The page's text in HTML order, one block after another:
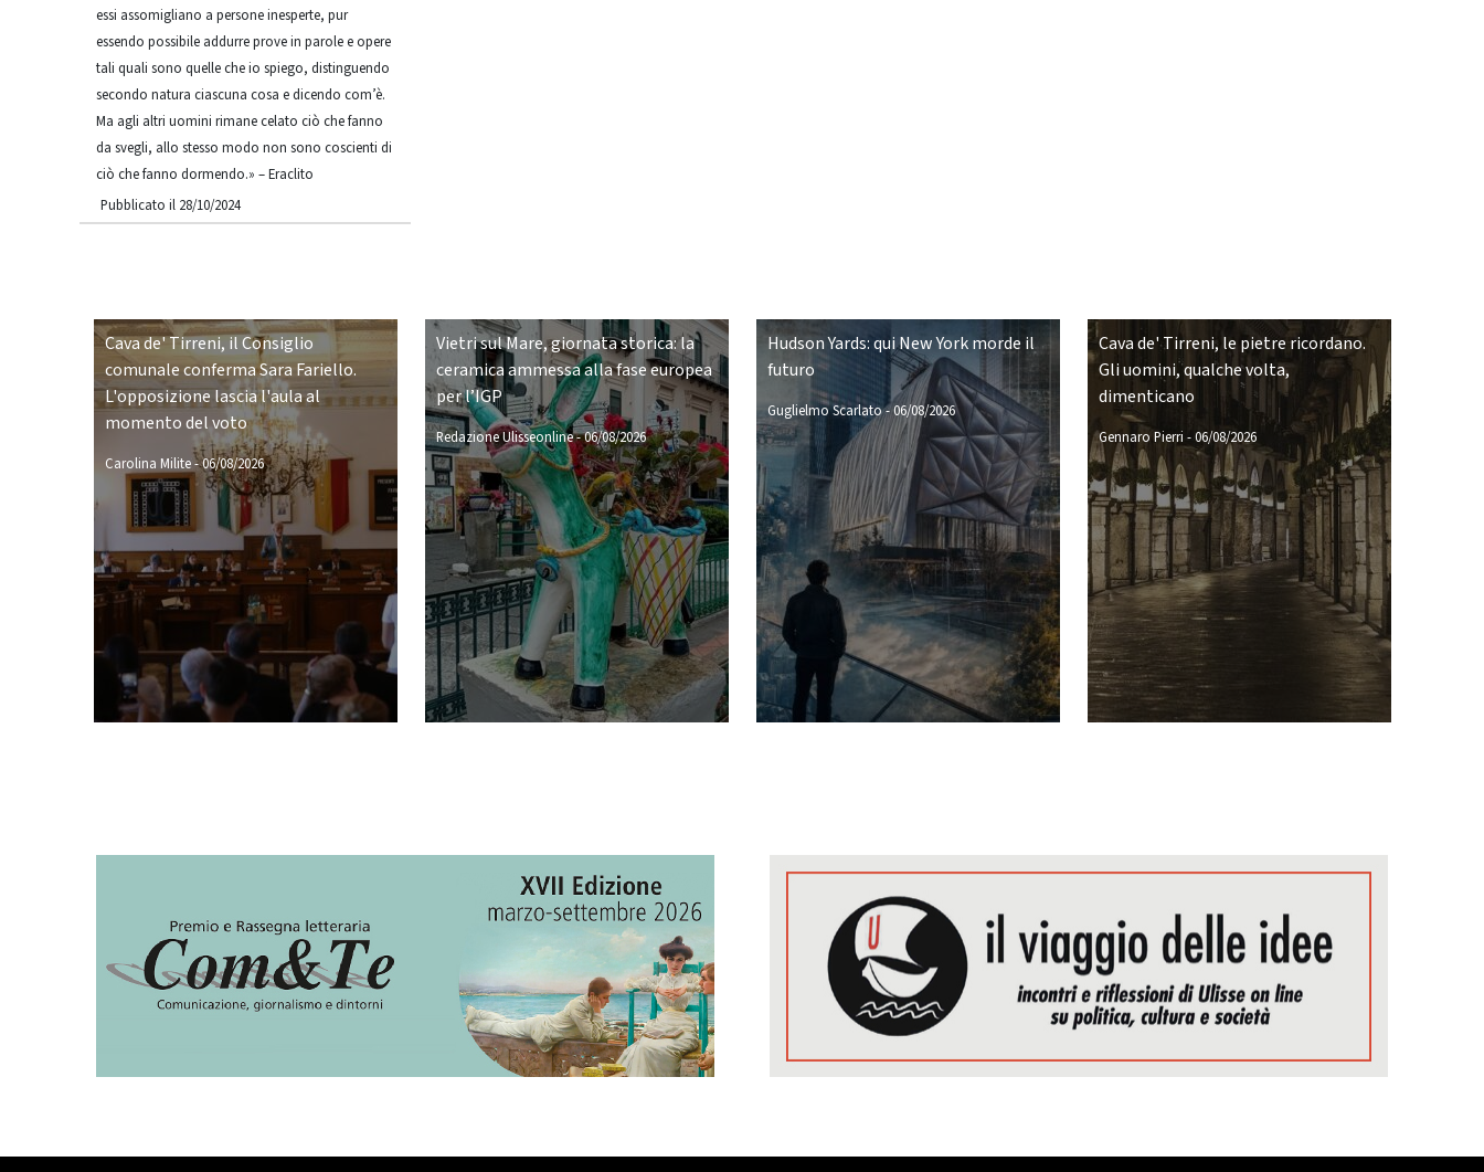
essi assomigliano a persone inesperte, pur
essendo possibile addurre prove in parole e opere
tali quali sono quelle che io spiego, distinguendo
secondo natura ciascuna cosa e dicendo com’è.
Ma agli altri uomini rimane celato ciò che fanno
da svegli, allo stesso modo non sono coscienti di
ciò che fanno dormendo.» – Eraclito
Pubblicato il 28/10/2024
Cava de' Tirreni, il Consiglio
comunale conferma Sara Fariello.
L'opposizione lascia l'aula al
momento del voto
Carolina Milite-06/08/2026
Vietri sul Mare, giornata storica: la
ceramica ammessa alla fase europea
per l’IGP
Redazione Ulisseonline-06/08/2026
Hudson Yards: qui New York morde il
futuro
Guglielmo Scarlato-06/08/2026
Cava de' Tirreni, le pietre ricordano.
Gli uomini, qualche volta,
dimenticano
Gennaro Pierri -06/08/2026